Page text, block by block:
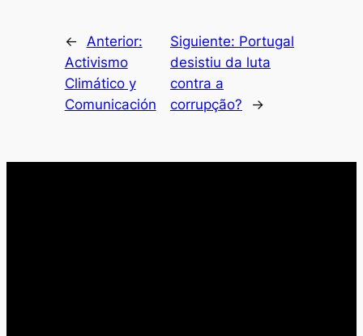
←
Anterior:
Activismo
Climático y
Comunicación
Siguiente: Portugal
desistiu da luta
contra a
corrupção?
→